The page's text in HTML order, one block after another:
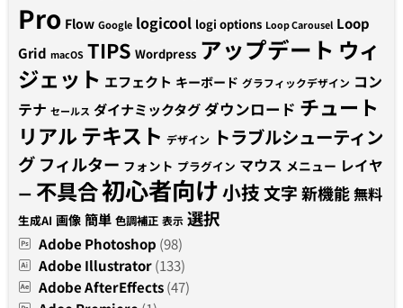
Pro Flow Google logicool logi options Loop Carousel Loop
Grid macOS TIPS Wordpress アップデート ウィ
ジェット エフェクト キーボード グラフィックデザイン コン
テナ セールス ダイナミックタグダウンロード チュート
リアルテキスト デザイン トラブルシューティン
グ フィルター フォント プラグイン マウス メニュー レイヤ
ー 不具合初心者向け小技文字新機能無料
生成AI 画像 簡単 色調補正 表示 選択
Adobe Photoshop (98)
Adobe Illustrator(133)
Adobe AfterEffects(47)